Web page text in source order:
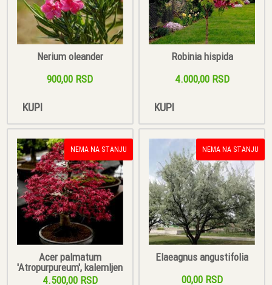
Nerium oleander
900,00 RSD
KUPI
Robinia hispida
4.000,00 RSD
KUPI
NEMA NA STANJU
Acer palmatum
'Atropurpureum', kalemljen
4.500,00 RSD
NEMA NA STANJU
Elaeagnus angustifolia
00,00 RSD